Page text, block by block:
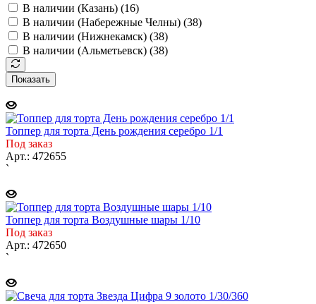
В наличии (Казань) (16)
В наличии (Набережные Челны) (38)
В наличии (Нижнекамск) (38)
В наличии (Альметьевск) (38)
Показать
Топпер для торта День рождения серебро 1/1
Под заказ
Арт.: 472655
`
Топпер для торта Воздушные шары 1/10
Под заказ
Арт.: 472650
`